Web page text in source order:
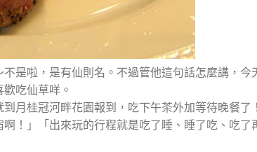
是啦，是有仙則名。不過管他這句話怎麼講，今
吃仙草咩。
月桂冠河畔花園報到，吃下午茶外加等待晚餐了
啊！」「出來玩的行程就是吃了睡、睡了吃、吃